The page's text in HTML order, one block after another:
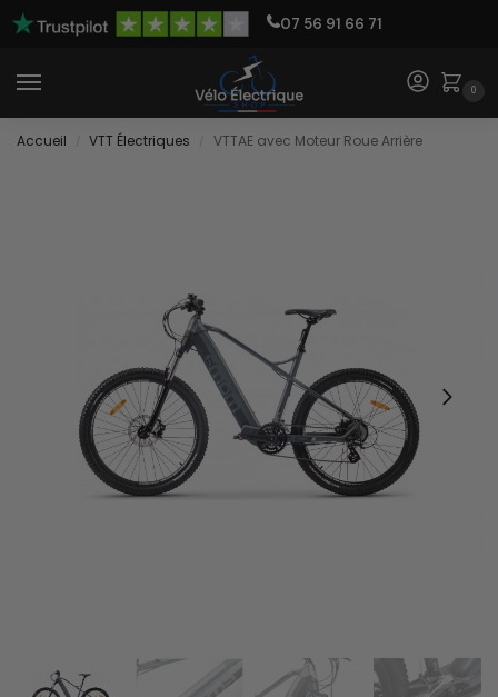
07 56 91 66 71
0
Accueil VTT Électriques VTTAE avec Moteur Roue Arrière